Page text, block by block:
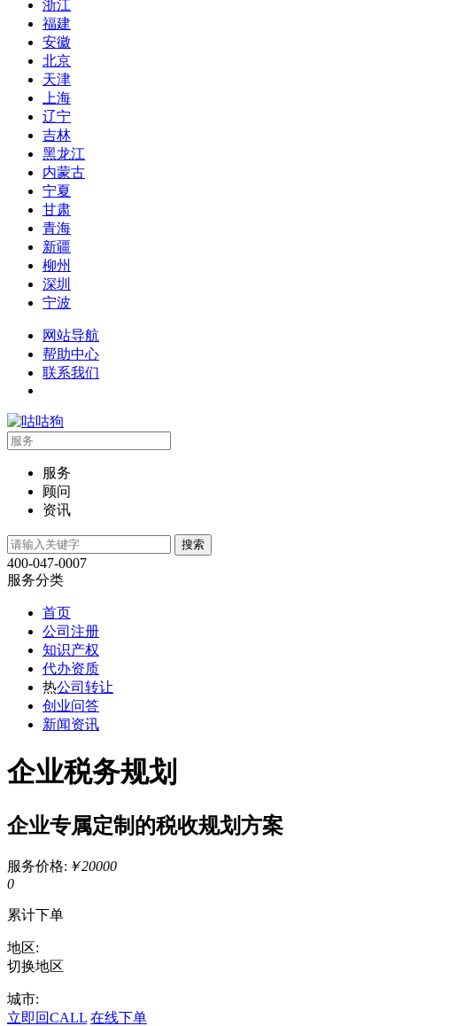
浙江
福建
安徽
北京
天津
上海
辽宁
吉林
黑龙江
内蒙古
宁夏
甘肃
青海
新疆
柳州
深圳
宁波
网站导航
帮助中心
联系我们
服务
顾问
资讯
400-047-0007
服务分类
首页
公司注册
知识产权
代办资质
热公司转让
创业问答
新闻资讯
企业税务规划
企业专属定制的税收规划方案
服务价格: ￥20000
0
累计下单
地区:
切换地区
城市:
立即回CALL 在线下单